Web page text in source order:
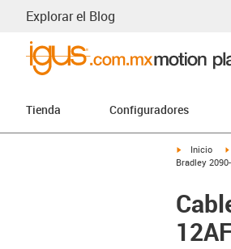
Explorar el Blog
Tienda Configuradores
igus-icon-
Inicio
Bradley